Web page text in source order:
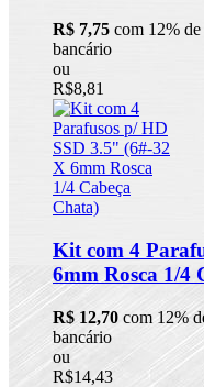
R$ 7,75 com 12%
bancário
ou
R$8,81
Kit com 4
6mm Rosca 1/4
R$ 12,70 com 12%
bancário
ou
R$14,43